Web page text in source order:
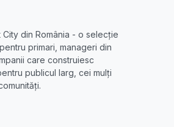
City din România - o selecție
primari, manageri din
care construiesc
publicul larg, cei mulți